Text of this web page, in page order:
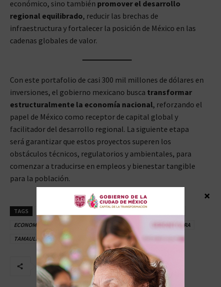
económico, sino también promover el desarrollo
regional equilibrado, reducir las brechas de
infraestructura y fortalecer la posición de México en las
cadenas globales de valor.
Con este portafolio de casi 300 mil millones de dólares en
inversiones, el gobierno mexicano busca transformar
estructuralmente la economía nacional, reforzando el
papel de México como receptor de capital global y
facilitador del desarrollo regional. La siguiente etapa
será garantizar que estos proyectos superen los
obstáculos técnicos, regulatorios y ambientales, para
comenzar a traducirse en empleos y bienestar tangible
para la población.
TAGS CLAUDIA SHEINBAUM
ECONOMÍA
MARCELO EBRARD NUEVO LEÓN PIB
SONORA
TAMAULIPAS
×